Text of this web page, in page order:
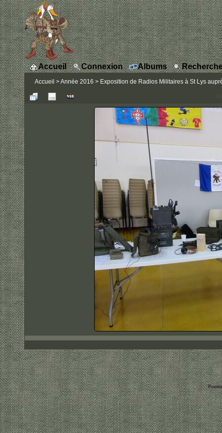
Accueil Connexion Albums
Accueil >Année 2016 > Exposition de Radios Militaires à St Lys